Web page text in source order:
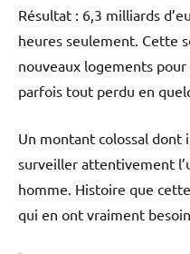
Résultat : 6,3 milliards
heures seulement. Cette
nouveaux logements
parfois tout perdu en
Un montant colossal dont
surveiller attentivement
homme. Histoire que
qui en ont vraiment